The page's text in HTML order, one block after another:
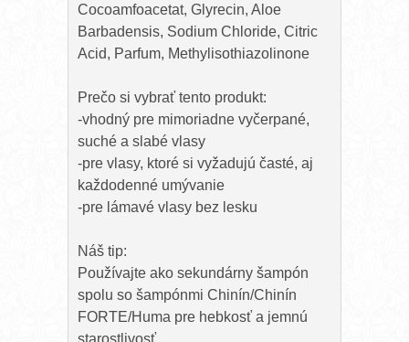
Cocoamfoacetat, Glyrecin, Aloe
Barbadensis, Sodium Chloride, Citric
Acid, Parfum, Methylisothiazolinone
Prečo si vybrať tento produkt:
-vhodný pre mimoriadne vyčerpané,
suché a slabé vlasy
-pre vlasy, ktoré si vyžadujú časté, aj
každodenné umývanie
-pre lámavé vlasy bez lesku
Náš tip:
Používajte ako sekundárny šampón
spolu so šampónmi Chinín/Chinín
FORTE/Huma pre hebkosť a jemnú
starostlivosť